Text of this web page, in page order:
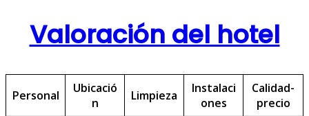
Valoración del hotel
Personal
Ubicació
n
Limpieza
Instalaci
ones
Calidad-
precio